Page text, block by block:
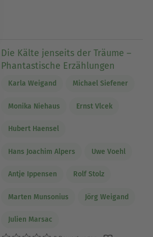
Die Kälte jenseits der Träume –
Phantastische Erzählungen
Karla Weigand Michael Siefener
Monika Niehaus Ernst Vlcek
Hubert Haensel
Hans Joachim Alpers Uwe Voehl
Antje Ippensen Rolf Stolz
Marten Munsonius Jörg Weigand
Julien Marsac